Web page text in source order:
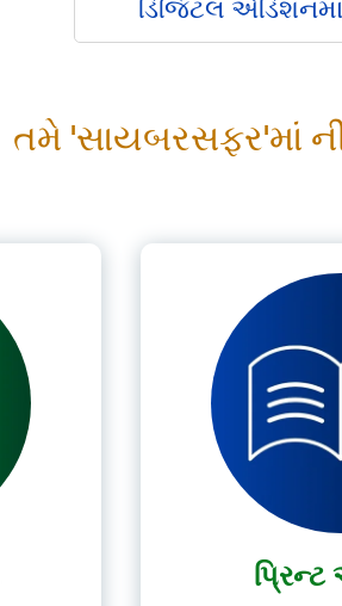
Remember me
Don't have
તમે 'સાયબરસફર'માં